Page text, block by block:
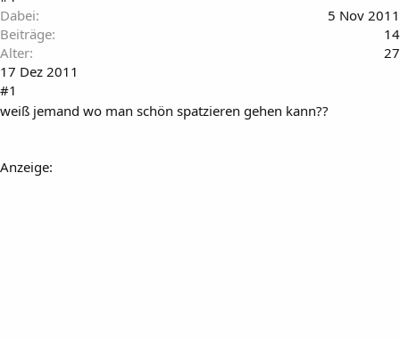
Dabei
5 Nov 2011
Beiträge
14
Alter
27
17 Dez 2011
#1
weiß jemand wo man schön spatzieren gehen kann??
Anzeige: